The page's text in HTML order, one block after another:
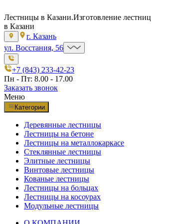
Лестницы в Казани.Изготовление лестниц
в Казани
г. Казань
ул. Восстания, 56
+7 (843) 233-42-23
Пн - Пт: 8.00 - 17.00
Заказать звонок
Меню
Категории
Деревянные лестницы
Лестницы на бетоне
Лестницы на металлокаркасе
Стеклянные лестницы
Элитные лестницы
Винтовые лестницы
Кованые лестницы
Лестницы на больцах
Лестницы на косоурах
Модульные лестницы